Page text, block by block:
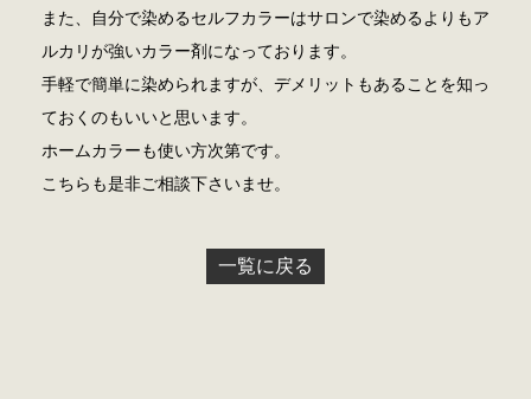
また、自分で染めるセルフカラーはサロンで染めるよりもア
ルカリが強いカラー剤になっております。
手軽で簡単に染められますが、デメリットもあることを知っ
ておくのもいいと思います。
ホームカラーも使い方次第です。
こちらも是非ご相談下さいませ。
一覧に戻る